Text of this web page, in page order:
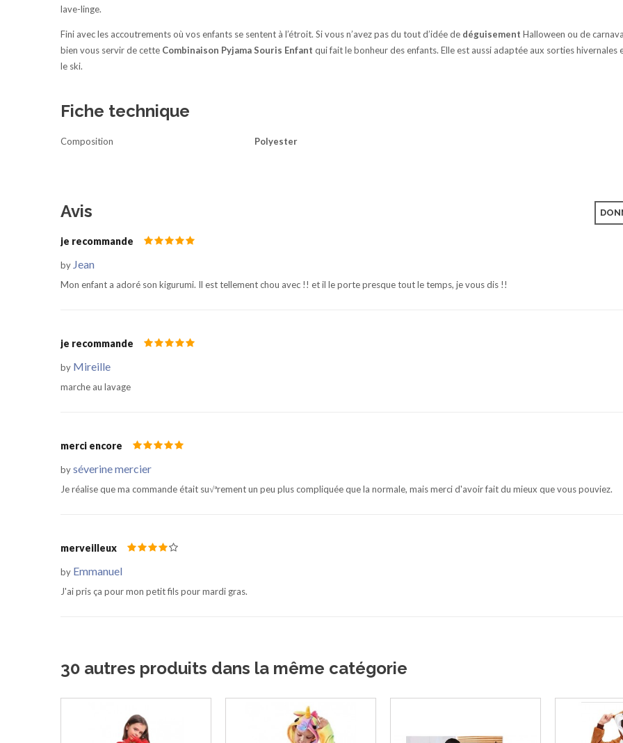
lave-linge.
Fini avec les accoutrements où vos enfants se sentent à l’étroit. Si vous n’avez pas du tout d’idée de déguisement Halloween ou de
bien vous servir de cette Combinaison Pyjama Souris Enfant qui fait le bonheur des enfants. Elle est aussi adaptée aux sorties hivernales
le ski.
Fiche technique
Composition Polyester
Avis
je recommande
by Jean
Mon enfant a adoré son kigurumi. Il est tellement chou avec !! et il le porte presque tout le temps, je vous dis !!
je recommande
by Mireille
marche au lavage
merci encore
byséverine mercier
Je réalise que ma commande était su√ªrement un peu plus compliquée que la normale, mais merci d'avoir fait du mieux que vous pouviez.
merveilleux
by Emmanuel
J'ai pris ça pour mon petit fils pour mardi gras.
30 autres produits dans la même catégorie